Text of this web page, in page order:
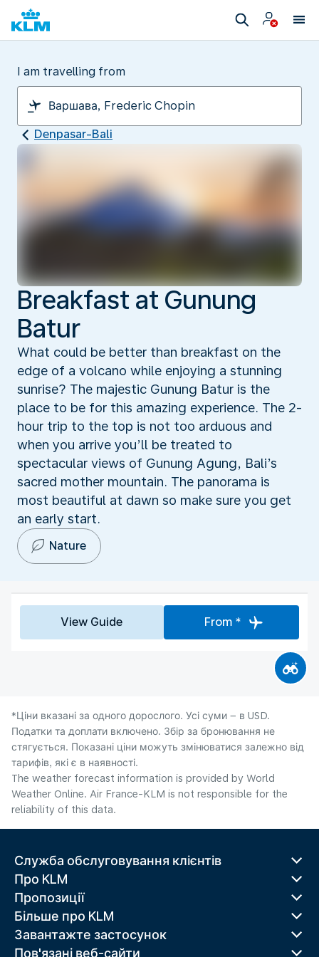
I am travelling from
Denpasar-Bali
Breakfast at Gunung
Batur
What could be better than breakfast on the
edge of a volcano while enjoying a stunning
sunrise? The majestic Gunung Batur is the
place to be for this amazing experience. The 2-
hour trip to the top is not too arduous and
when you arrive you’ll be treated to
spectacular views of Gunung Agung, Bali’s
sacred mother mountain. The panorama is
most beautiful at dawn so make sure you get
an early start.
Nature
View Guide From *
*Ціни вказані за одного дорослого. Усі суми – в USD.
Податки та доплати включено. Збір за бронювання не
стягується. Показані ціни можуть змінюватися залежно від
тарифів, які є в наявності.
The weather forecast information is provided by World
Weather Online. Air France-KLM is not responsible for the
reliability of this data.
Служба обслуговування клієнтів
Про KLM
Пропозиції
Більше про KLM
Завантажте застосунок
Пов'язані веб-сайти